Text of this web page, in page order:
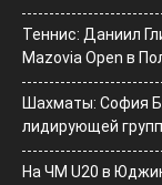
Теннис: Даниил
Mazovia Open в
Шахматы: София
лидирующей
На ЧМ U20 в